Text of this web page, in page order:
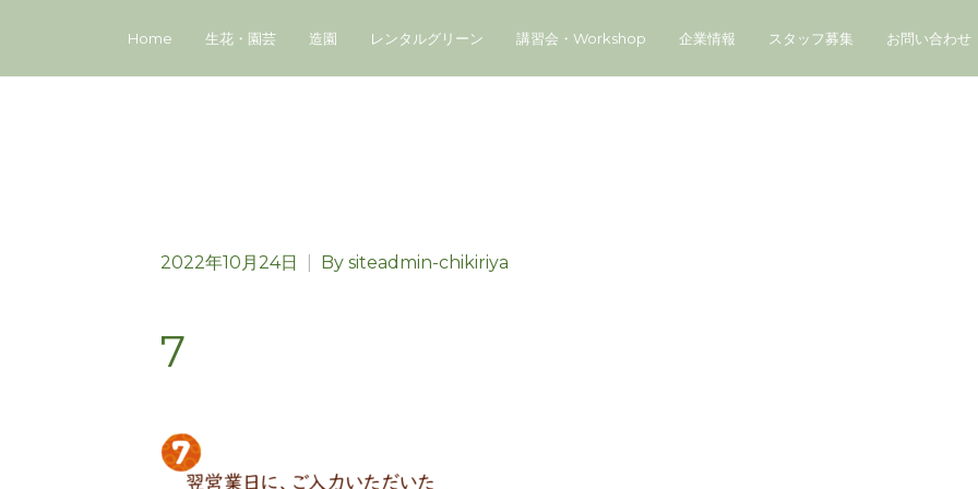
Home 生花・園芸 造園 レンタルグリーン 講習会・Workshop 企業情報 スタッフ募集 お問い合わせ
2022年10月24日 By siteadmin-chikiriya
7